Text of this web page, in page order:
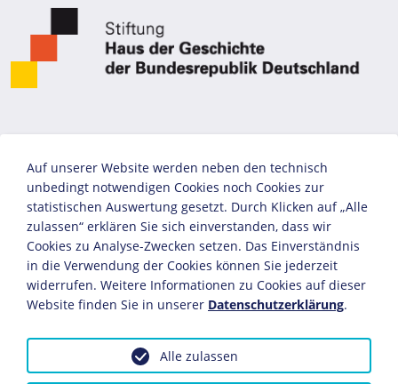
Auf unserer Website werden neben den technisch
unbedingt notwendigen Cookies noch Cookies zur
statistischen Auswertung gesetzt. Durch Klicken auf „Alle
zulassen“ erklären Sie sich einverstanden, dass wir
Cookies zu Analyse-Zwecken setzen. Das Einverständnis
in die Verwendung der Cookies können Sie jederzeit
widerrufen. Weitere Informationen zu Cookies auf dieser
Website finden Sie in unserer Datenschutzerklärung.
Alle zulassen